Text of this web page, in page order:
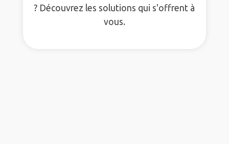
? Découvrez les solutions qui s'offrent à
vous.